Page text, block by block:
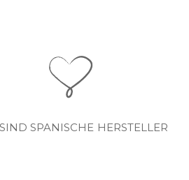
SPANISCHE HERSTELLER